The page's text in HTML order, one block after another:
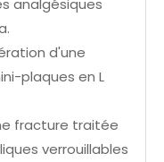
analgésiques
d'une
plaques en L
fracture traitée
verrouillables